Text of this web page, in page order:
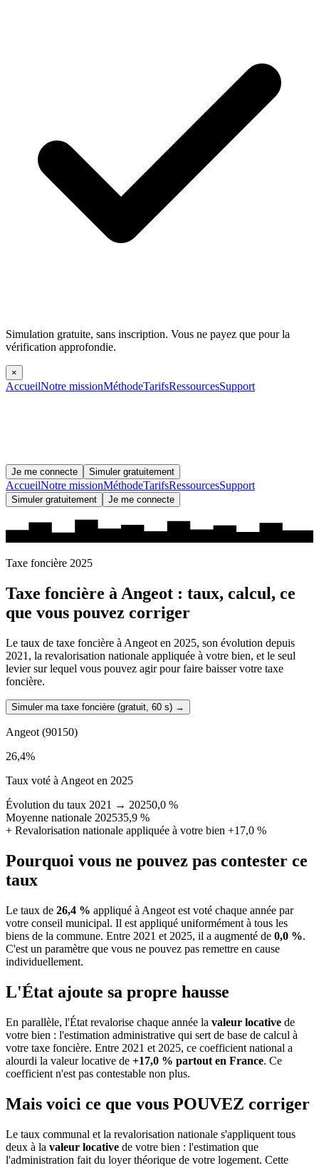
Simulation gratuite, sans inscription. Vous ne payez que pour la
vérification approfondie.
×
AccueilNotre missionMéthodeTarifsRessourcesSupport
Je me connecte Simuler gratuitement
AccueilNotre missionMéthodeTarifsRessourcesSupport
Simuler gratuitement Je me connecte
Taxe foncière 2025
Taxe foncière àAngeot : taux, calcul, ce
que vous pouvez corriger
Le taux de taxe foncière à Angeot en 2025, son évolution depuis
2021, la revalorisation nationale appliquée à votre bien, et le seul
levier sur lequel vous pouvez agir pour faire baisser votre taxe
foncière.
Simuler ma taxe foncière (gratuit, 60 s) →
Angeot (90150)
26,4%
Taux voté à Angeot en 2025
Évolution du taux 2021 → 20250,0 %
Moyenne nationale 202535,9 %
+ Revalorisation nationale appliquée à votre bien +17,0 %
Pourquoi vous ne pouvez pas contester ce
taux
Le taux de 26,4 % appliqué à Angeot est voté chaque année par
votre conseil municipal. Il est appliqué uniformément à tous les
biens de la commune. Entre 2021 et 2025, il a augmenté de 0,0 %.
C'est un paramètre que vous ne pouvez pas remettre en cause
individuellement.
L'État ajoute sa propre hausse
En parallèle, l'État revalorise chaque année la valeur locative de
votre bien : l'estimation administrative qui sert de base de calcul à
votre taxe foncière. Entre 2021 et 2025, ce coefficient national a
alourdi la valeur locative de +17,0 % partout en France. Ce
coefficient n'est pas contestable non plus.
Mais voici ce que vous POUVEZ corriger
Le taux communal et la revalorisation nationale s'appliquent tous
deux à la valeur locative de votre bien : l'estimation que
l'administration fait du loyer théorique de votre logement. Cette